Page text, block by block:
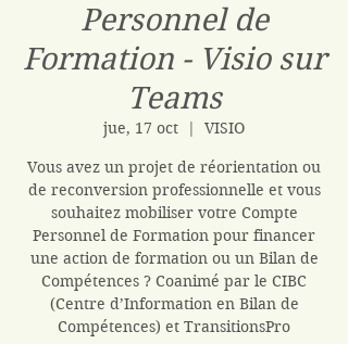
Personnel de
Formation - Visio sur
Teams
jue, 17 oct
  |
VISIO
Vous avez un projet de réorientation ou
de reconversion professionnelle et vous
souhaitez mobiliser votre Compte
Personnel de Formation pour financer
une action de formation ou un Bilan de
Compétences ? Coanimé par le CIBC
(Centre d’Information en Bilan de
Compétences) et TransitionsPro